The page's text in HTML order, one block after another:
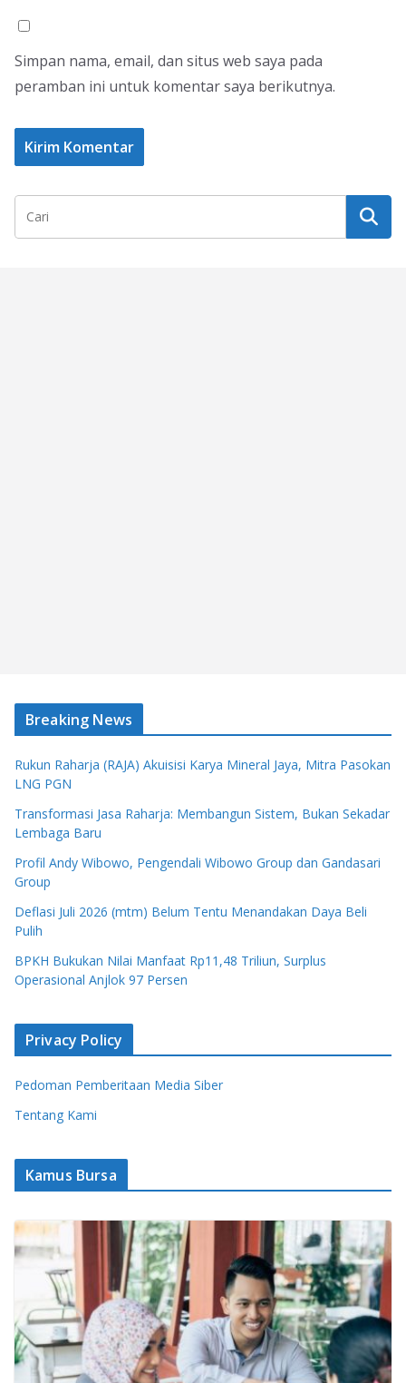
Simpan nama, email, dan situs web saya pada
peramban ini untuk komentar saya berikutnya.
Breaking News
Rukun Raharja (RAJA) Akuisisi Karya Mineral Jaya, Mitra Pasokan
LNG PGN
Transformasi Jasa Raharja: Membangun Sistem, Bukan Sekadar
Lembaga Baru
Profil Andy Wibowo, Pengendali Wibowo Group dan Gandasari
Group
Deflasi Juli 2026 (mtm) Belum Tentu Menandakan Daya Beli
Pulih
BPKH Bukukan Nilai Manfaat Rp11,48 Triliun, Surplus
Operasional Anjlok 97 Persen
Privacy Policy
Pedoman Pemberitaan Media Siber
Tentang Kami
Kamus Bursa